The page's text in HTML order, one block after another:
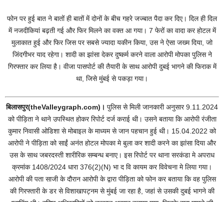
फोन पर हुई बात ने बातों ही बातों में दोनों के बीच गहरे जज्बात पैदा कर दिए। दिल ही दिल
में नजदीकियां बढ़ती गई और फिर मिलने का वक्त आ गया। 7 फेरों का वादा कर होटल में
मुलाकात हुई और फिर जिस पर सबसे ज्यादा यकीन किया, उस ने ऐसा जख्म दिया, जो
जिंदगीभर याद रहेगा। शादी का झांसा देकर दुष्कर्म करने वाला आरोपी मोपका पुलिस ने
गिरफ्तार कर लिया है। वीजा पासपोर्ट की तैयारी के साथ आरोपी दुबई भागने की फिराक में
था, जिसे मुंबई से पकड़ा गया।
बिलासपुर(theValleygraph.com)। पुलिस से मिली जानकारी अनुसार 9.11.2024
को पीड़िता ने थाने उपस्थित होकर रिपोर्ट दर्ज कराई थी। उसने बताया कि आरोपी रंजीता
कुमार निवासी ओडिशा से मोबाइल के माध्यम से जान पहचान हुई थी। 15.04.2022 को
आरोपी ने पीड़िता को साईं अनंत होटल मोपका मे बुला कर शादी करने का झांसा दिया और
उस के साथ जबरदस्ती शारीरिक सम्बन्ध बनाए। इस रिपोर्ट पर थाना सरकंडा मे अपराध
क्रमांक 1408/2024 धारा 376(2)(N) भा द वि कायम कर विवेचना मे लिया गया।
आरोपी की पता साजी के दौरान आरोपी के द्वारा पीड़िता को फोन कर बताया कि वह पुलिस
की गिरफ्तारी के डर से विशाखापट्नम से मुंबई जा रहा है, जहां से उसकी दुबई भागने की